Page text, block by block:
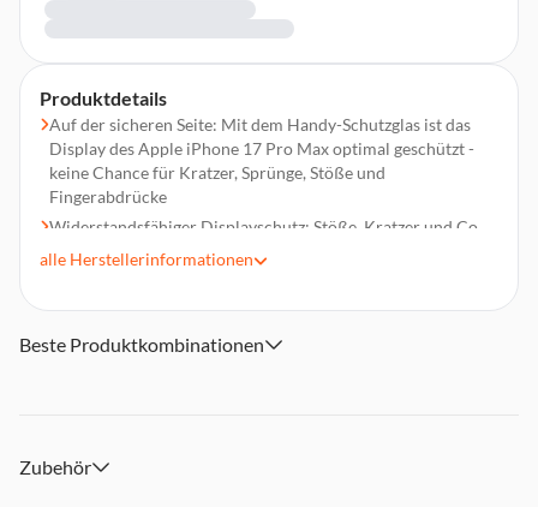
Produktdetails
Auf der sicheren Seite: Mit dem Handy-Schutzglas ist das
Display des Apple iPhone 17 Pro Max optimal geschützt -
keine Chance für Kratzer, Sprünge, Stöße und
Fingerabdrücke
Widerstandsfähiger Displayschutz: Stöße, Kratzer und Co
machen dem langlebigen und robusten Handy-Schutzglas
Klarer Durchblick: hochtransparentes Ultraclear-Material
in HD-Qualität für einen perfekten, unverfälschten Blick auf
das Display
In drei einfachen Schritten zum Displayschutz: Handy-
alle Herstellerinformationen
Beste Produktkombinationen
Zubehör